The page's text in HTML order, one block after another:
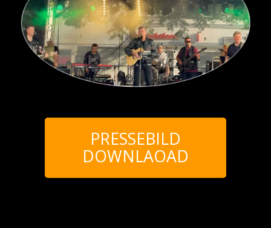
PRESSEBILD
DOWNLAOAD